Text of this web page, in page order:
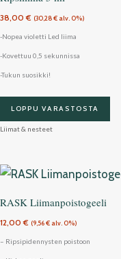
38,00€ (30,28€ alv. 0%)
-Nopea violetti Led liima
-Kovettuu 0,5 sekunnissa
-Tukun suosikki!
LOPPU VARASTOSTA
Liimat & nesteet
RASK Liimanpoistogeeli
12,00€ (9,56€ alv. 0%)
– Ripsipidennysten poistoon